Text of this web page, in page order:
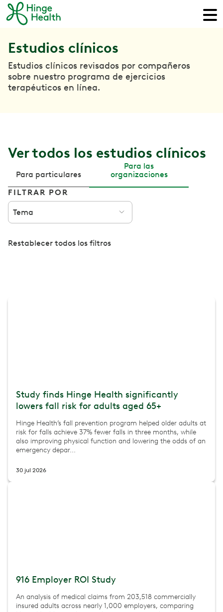
Estudios clínicos
Estudios clínicos revisados por compañeros
sobre nuestro programa de ejercicios
terapéuticos en línea.
Ver todos los estudios clínicos
Para particulares
Para las
organizaciones
FILTRAR POR
Tema
Restablecer todos los filtros
Study finds Hinge Health significantly
lowers fall risk for adults aged 65+
Hinge Health’s fall prevention program helped older adults at
risk for falls achieve 37% fewer falls in three months, while
also improving physical function and lowering the odds of an
emergency depar...
30 jul 2026
916 Employer ROI Study
An analysis of medical claims from 203,518 commercially
insured adults across nearly 1,000 employers, comparing